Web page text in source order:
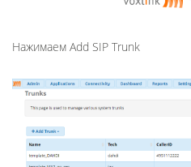
Нажимаем Add SIP Trunk